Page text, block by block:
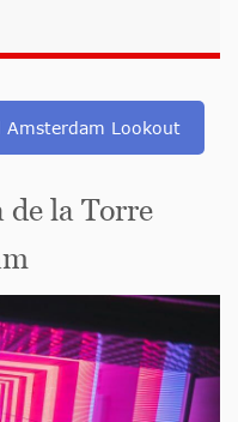
Amsterdam Lookout
la Torre